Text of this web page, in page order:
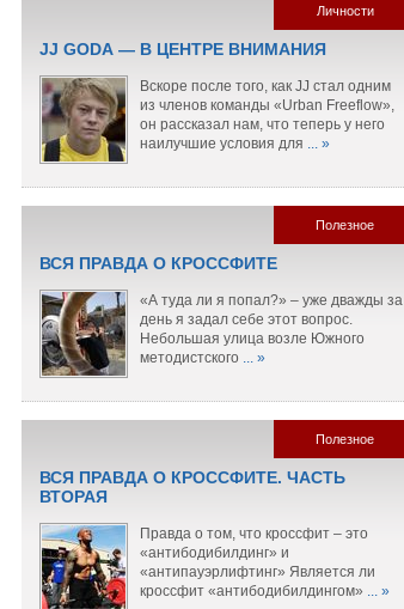
Личности
JJ GODA — В ЦЕНТРЕ ВНИМАНИЯ
Вскоре после того, как JJ стал одним
из членов команды «Urban Freeflow»,
он рассказал нам, что теперь у него
наилучшие условия для ... »
Полезное
ВСЯ ПРАВДА О КРОССФИТЕ
«А туда ли я попал?» – уже дважды за
день я задал себе этот вопрос.
Небольшая улица возле Южного
методистского ... »
Полезное
ВСЯ ПРАВДА О КРОССФИТЕ. ЧАСТЬ
ВТОРАЯ
Правда о том, что кроссфит – это
«антибодибилдинг» и
«антипауэрлифтинг» Является ли
кроссфит «антибодибилдингом» ... »